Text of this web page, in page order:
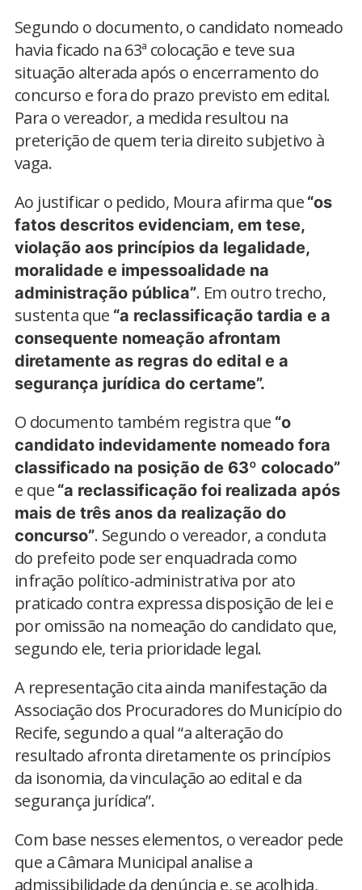
Segundo o documento, o candidato nomeado
havia ficado na 63ª colocação e teve sua
situação alterada após o encerramento do
concurso e fora do prazo previsto em edital.
Para o vereador, a medida resultou na
preterição de quem teria direito subjetivo à
vaga.
Ao justificar o pedido, Moura afirma que “os
fatos descritos evidenciam, em tese,
violação aos princípios da legalidade,
moralidade e impessoalidade na
administração pública”. Em outro trecho,
sustenta que “a reclassificação tardia e a
consequente nomeação afrontam
diretamente as regras do edital e a
segurança jurídica do certame”.
O documento também registra que “o
candidato indevidamente nomeado fora
classificado na posição de 63º colocado”
e que “a reclassificação foi realizada após
mais de três anos da realização do
concurso”. Segundo o vereador, a conduta
do prefeito pode ser enquadrada como
infração político-administrativa por ato
praticado contra expressa disposição de lei e
por omissão na nomeação do candidato que,
segundo ele, teria prioridade legal.
A representação cita ainda manifestação da
Associação dos Procuradores do Município do
Recife, segundo a qual “a alteração do
resultado afronta diretamente os princípios
da isonomia, da vinculação ao edital e da
segurança jurídica”.
Com base nesses elementos, o vereador pede
que a Câmara Municipal analise a
admissibilidade da denúncia e, se acolhida,